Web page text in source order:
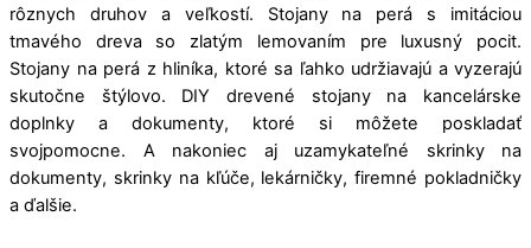
rôznych druhov a veľkostí. Stojany na perá s imitáciou
tmavého dreva so zlatým lemovaním pre luxusný pocit.
Stojany na perá z hliníka, ktoré sa ľahko udržiavajú a vyzerajú
skutočne štýlovo. DIY drevené stojany na kancelárske
doplnky a dokumenty, ktoré si môžete poskladať
svojpomocne. A nakoniec aj uzamykateľné skrinky na
dokumenty, skrinky na kľúče, lekárničky, firemné pokladničky
a ďalšie.